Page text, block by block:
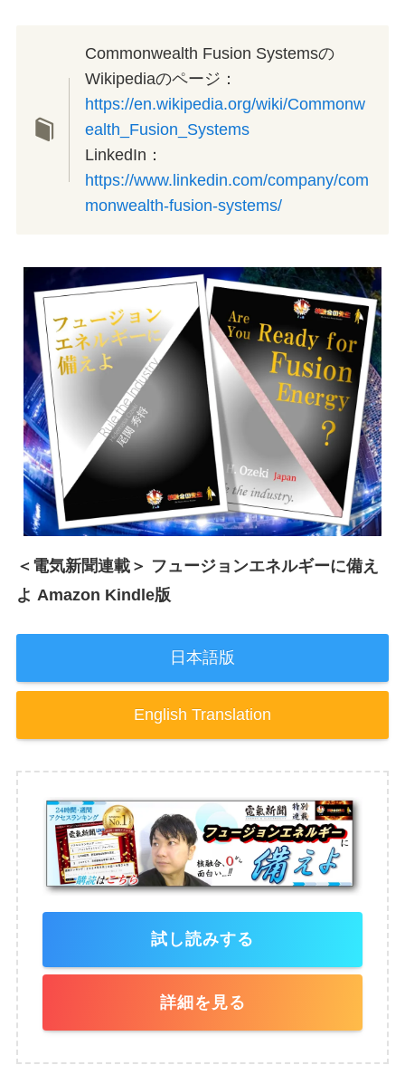
Commonwealth Fusion Systemsの
Wikipediaのページ：
https://en.wikipedia.org/wiki/Commonw
ealth_Fusion_Systems
LinkedIn：
https://www.linkedin.com/company/com
monwealth-fusion-systems/
＜電気新聞連載＞ フュージョンエネルギーに備え
よ Amazon Kindle版
日本語版
English Translation
試し読みする
詳細を見る